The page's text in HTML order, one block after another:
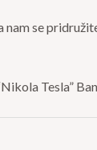
nam se
Tesla”